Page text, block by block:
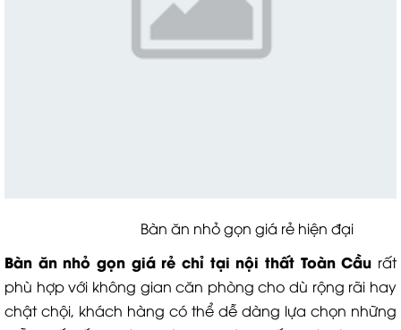
Bàn ăn nhỏ gọn giá rẻ hiện đại
Bàn ăn nhỏ gọn giá rẻ chỉ tại nội thất Toàn Cầu rất
phù hợp với không gian căn phòng cho dù rộng rãi hay
chật chội, khách hàng có thể dễ dàng lựa chọn những